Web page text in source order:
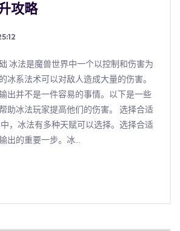
攻略
冰法是魔兽世界中一个以控制和伤害为
冰系法术可以对敌人造成大量的伤害。
出并不是一件容易的事情。以下是一些
助冰法玩家提高他们的伤害。 选择合适
，冰法有多种天赋可以选择。选择合适
出的重要一步。冰...